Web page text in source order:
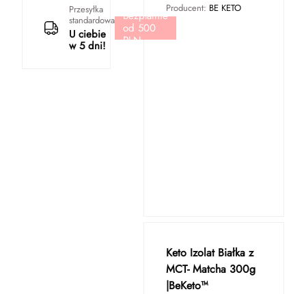
Przesyłka
standardowa
U ciebie
w 5 dni!
Bezpłatnie
od 500
PLN
Producent: BE KETO
Keto Izolat Białka z
MCT- Matcha 300g
|BeKeto™